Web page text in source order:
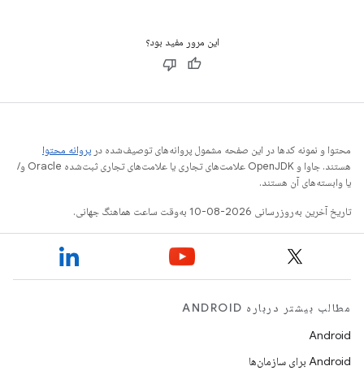
این مرور مفید بود؟
محتوا و نمونه کدها در این صفحه مشمول پروانه‌های توصیف‌شده در پروانه محتوا
هستند. جاوا و OpenJDK علامت‌های تجاری یا علامت‌های تجاری ثبت‌شده Oracle و/
یا وابسته‌های آن هستند.
تاریخ آخرین به‌روزرسانی 2026-08-10 به‌وقت ساعت هماهنگ جهانی.
مطالب بیشتر درباره ANDROID
Android
Android برای سازمان‌ها